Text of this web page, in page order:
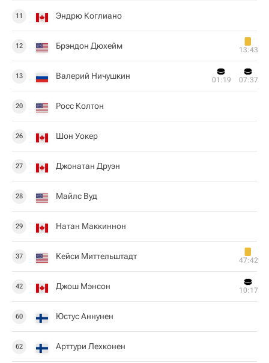
11 Эндрю Коглиано
12 Брэндон Дюхейм 13:43
13 Валерий Ничушкин 01:19 07:37
20 Росс Колтон
26 Шон Уокер
27 Джонатан Друэн
28 Майлс Вуд
29 Натан Маккиннон
37 Кейси Миттельштадт 47:42
42 Джош Мэнсон 10:17
60 Юстус Аннунен
62 Арттури Лехконен